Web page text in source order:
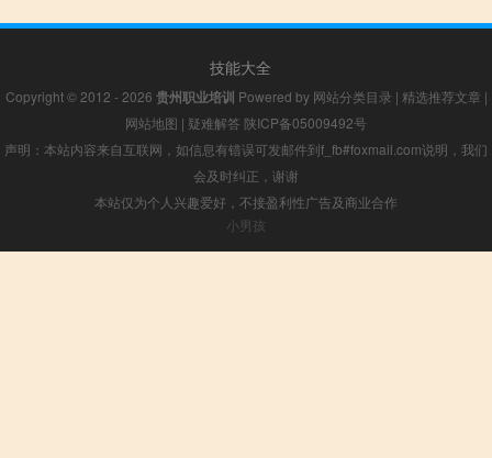
技能大全
Copyright © 2012 - 2026 贵州职业培训 Powered by 网站分类目录 | 精选推荐文章 |
网站地图 | 疑难解答 陕ICP备05009492号
声明：本站内容来自互联网，如信息有错误可发邮件到f_fb#foxmail.com说明，我们
会及时纠正，谢谢
本站仅为个人兴趣爱好，不接盈利性广告及商业合作
小男孩